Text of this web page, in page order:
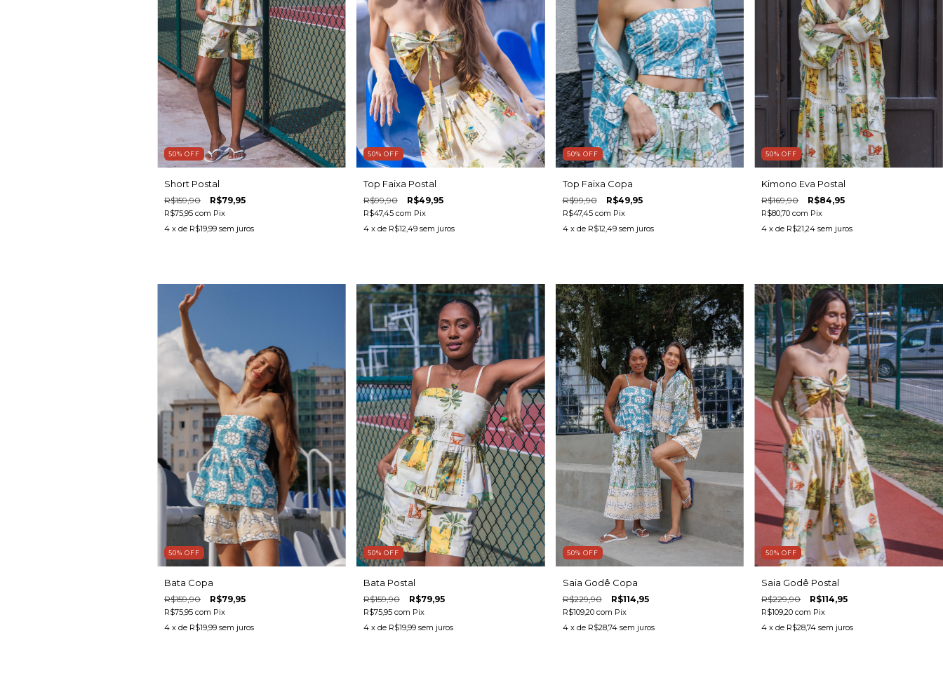
50% OFF
Short Postal
R$159,90 R$79,95
R$75,95 com Pix
4 x de R$19,99 sem juros
50% OFF
Top Faixa Postal
R$99,90 R$49,95
R$47,45 com Pix
4 x de R$12,49 sem juros
50% OFF
Top Faixa Copa
R$99,90 R$49,95
R$47,45 com Pix
4 x de R$12,49 sem juros
50%OFF
Kimono Eva Postal
R$169,90 R$84,95
R$80,70com Pix
4 x de R$21,24 sem juros
50% OFF
Bata Copa
R$159,90 R$79,95
R$75,95 com Pix
4 x de R$19,99 sem juros
50% OFF
Bata Postal
R$159,90 R$79,95
R$75,95 com Pix
4 x de R$19,99 sem juros
50% OFF
Saia Godê Copa
R$229,90 R$114,95
R$109,20 com Pix
4 x de R$28,74 sem juros
50%OFF
Saia Godê Postal
R$229,90 R$114,95
R$109,20com Pix
4 x de R$28,74 sem juros